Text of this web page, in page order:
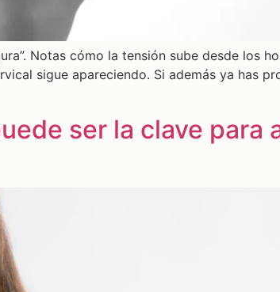
Notas cómo la tensión sube desde los
sigue apareciendo. Si además ya has
ser la clave para